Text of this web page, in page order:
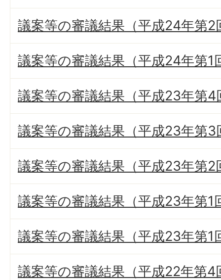
議案等の審議結果（平成24年第2
議案等の審議結果（平成24年第1
議案等の審議結果（平成23年第4
議案等の審議結果（平成23年第3
議案等の審議結果（平成23年第2
議案等の審議結果（平成23年第1
議案等の審議結果（平成23年第1
議案等の審議結果（平成22年第4